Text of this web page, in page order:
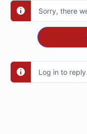
Sorry, there
Log in to reply.